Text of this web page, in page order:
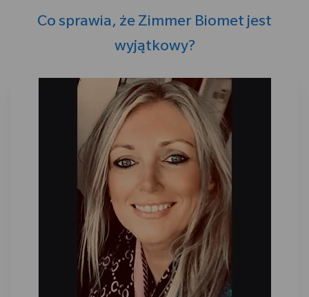
Co sprawia, że Zimmer Biomet jest
wyjątkowy?